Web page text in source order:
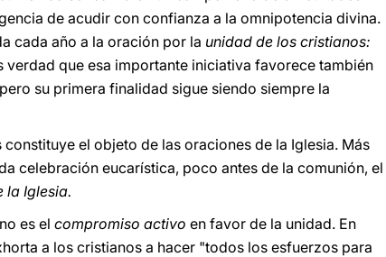
de acudir con confianza a la omnipotencia divina.
cada año a la oración por la unidad de los cristianos:
verdad que esa importante iniciativa favorece también
su primera finalidad sigue siendo siempre la
el objeto de las oraciones de la Iglesia. Más
celebración eucarística, poco antes de la comunión, el
la Iglesia.
es el compromiso activo en favor de la unidad. En
a los cristianos a hacer "todos los esfuerzos para